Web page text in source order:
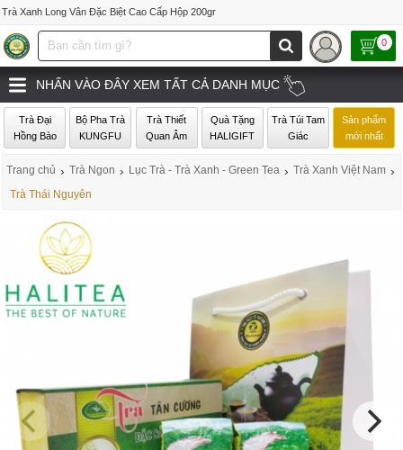
Trà Xanh Long Vân Đặc Biệt Cao Cấp Hộp 200gr
0
NHẤN VÀO ĐÂY XEM TẤT CẢ DANH MỤC
Trà Đại
Hồng Bào
Bộ Pha Trà
KUNGFU
Trà Thiết
Quan Âm
Quà Tặng
HALIGIFT
Trà Túi Tam
Giác
Sản phẩm
mới nhất
Trang chủ › Trà Ngon › Lục Trà - Trà Xanh - Green Tea › Trà Xanh Việt Nam ›
Trà Thái Nguyên